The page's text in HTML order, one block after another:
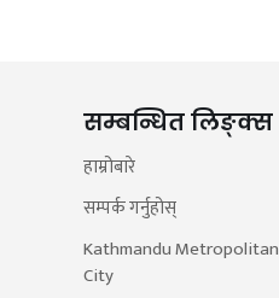
सम्बन्धित लिङ्क्स
हाम्रोबारे
सम्पर्क गर्नुहोस्
Kathmandu Metropolitan
City